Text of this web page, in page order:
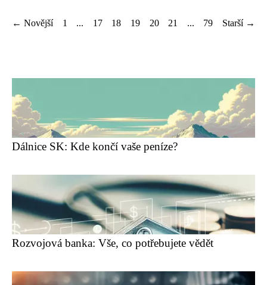
← Novější 1 ... 17 18 19 20 21 ... 79 Starší →
Dálnice SK: Kde končí vaše peníze?
Rozvojová banka: Vše, co potřebujete vědět